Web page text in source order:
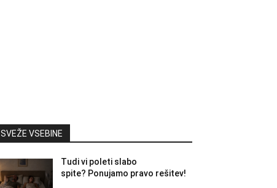
SVEŽE VSEBINE
Tudi vi poleti slabo
spite? Ponujamo pravo rešitev!